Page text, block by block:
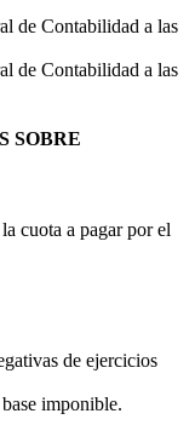
de Contabilidad a las
de Contabilidad a las
SOBRE
cuota a pagar por el
de ejercicios
imponible.